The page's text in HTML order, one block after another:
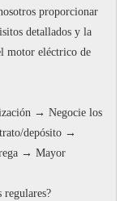
proporcionar
detallados y la
motor eléctrico de
→ Negocie los
depósito →
→ Mayor
regulares?